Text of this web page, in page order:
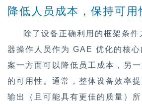
降低人员成本，保持可用
除了设备正确利用的框架条
器操作人员作为 GAE 优化的核
案一方面可以降低员工成本，另
的可用性。通常，整体设备效率
输出（且可能具有更佳的质量）